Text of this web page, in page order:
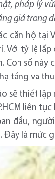
pháp lý
giá trong
căn hộ
Với tỷ lệ
Con số này
tầng và
sẽ thiết
liên tục
đầu,
là mức